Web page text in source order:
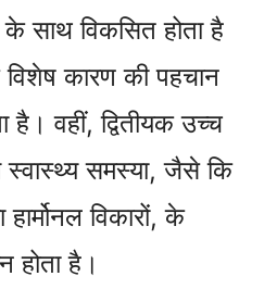
साथ विकसित होता है
कारण की पहचान
है। वहीं, द्वितीयक उच्च
स्वास्थ्य समस्या, जैसे कि
हार्मोनल विकारों, के
होता है।